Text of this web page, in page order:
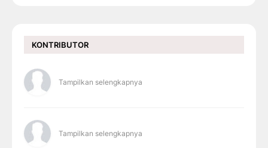
KONTRIBUTOR
Tampilkan selengkapnya
Tampilkan selengkapnya